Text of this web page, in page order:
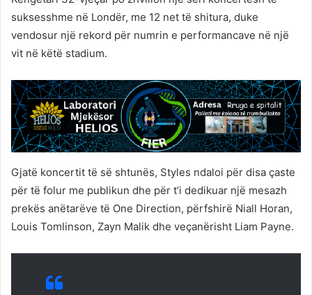
suksesshme në Londër, me 12 net të shitura, duke
vendosur një rekord për numrin e performancave në një
vit në këtë stadium.
Gjatë koncertit të së shtunës, Styles ndaloi për disa çaste
për të folur me publikun dhe për t’i dedikuar një mesazh
prekës anëtarëve të One Direction, përfshirë Niall Horan,
Louis Tomlinson, Zayn Malik dhe veçanërisht Liam Payne.